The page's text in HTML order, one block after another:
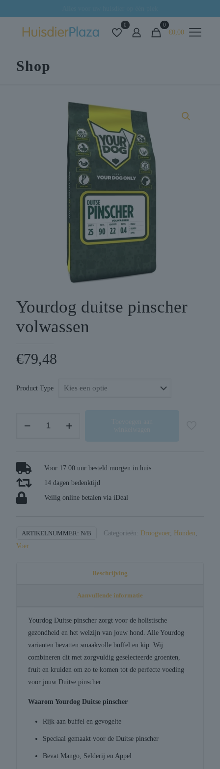
0 0
€0,00
Shop
Yourdog duitse pinscher
volwassen
€79,48
Product Type
aantal
Voor 17.00 uur besteld morgen in huis
14 dagen bedenktijd
Veilig online betalen via iDeal
ARTIKELNUMMER: N/B Categorieën: Droogvoer, Honden,
Voer
Beschrijving
Aanvullende informatie
Yourdog Duitse pinscher zorgt voor de holistische
gezondheid en het welzijn van jouw hond. Alle Yourdog
varianten bevatten smaakvolle buffel en kip. Wij
combineren dit met zorgvuldig geselecteerde groenten,
fruit en kruiden om zo te komen tot de perfecte voeding
voor jouw Duitse pinscher.
Waarom Yourdog Duitse pinscher
Rijk aan buffel en gevogelte
Speciaal gemaakt voor de Duitse pinscher
Bevat Mango, Selderij en Appel